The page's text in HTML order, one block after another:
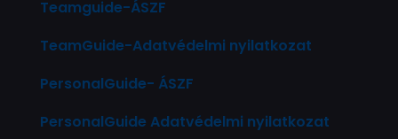
Teamguide-ÁSZF
TeamGuide-Adatvédelmi nyilatkozat
PersonalGuide- ÁSZF
PersonalGuide Adatvédelmi nyilatkozat